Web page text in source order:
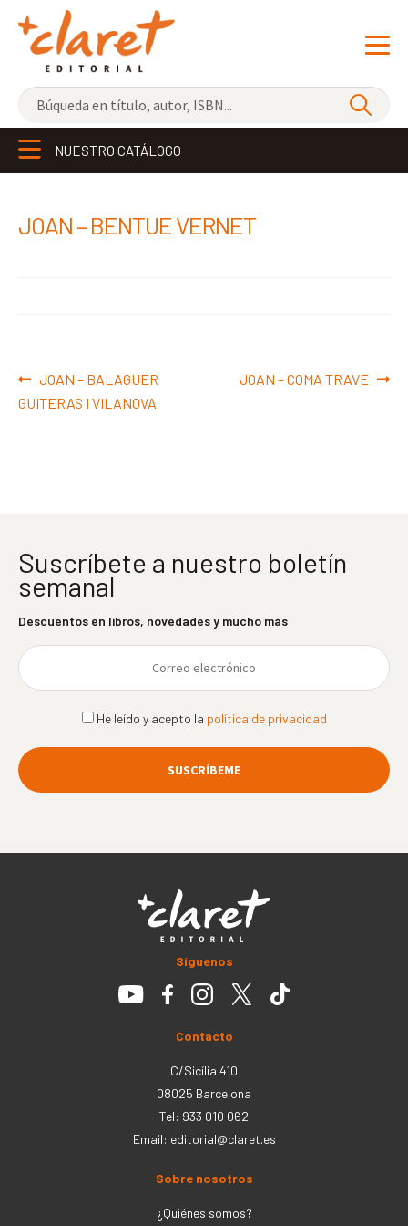
NOVEDADES
LOS MÁS VENDIDOS
NUESTRO CATÁLOGO
JOAN – BENTUE VERNET
Navegación
de
Anterior:
JOAN – BALAGUER
GUITERAS I VILANOVA
Siguiente:
JOAN – COMA TRAVE
Suscríbete a nuestro boletín
semanal
Descuentos en libros, novedades y mucho más
He leído y acepto la política de privacidad
Síguenos
Contacto
C/Sicília 410
08025 Barcelona
Tel: 933 010 062
Email: editorial@claret.es
Sobre nosotros
¿Quiénes somos?